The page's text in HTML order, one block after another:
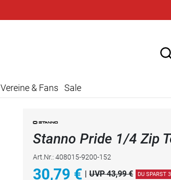
Vereine & Fans Sale
Stanno Pride 1/4 Zip
Art.Nr.: 408015-9200-152
30,79 € UVP 43,99 € DU SPARST